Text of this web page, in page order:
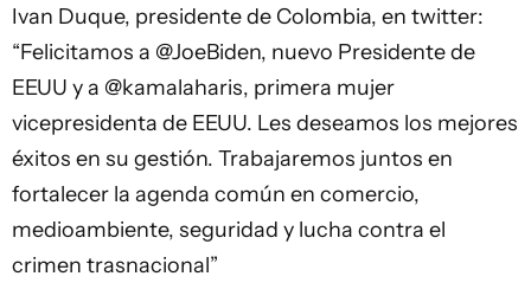
Ivan Duque, presidente de Colombia, en twitter:
“Felicitamos a @JoeBiden, nuevo Presidente de
EEUU y a @kamalaharis, primera mujer
vicepresidenta de EEUU. Les deseamos los mejores
éxitos en su gestión. Trabajaremos juntos en
fortalecer la agenda común en comercio,
medioambiente, seguridad y lucha contra el
crimen trasnacional”